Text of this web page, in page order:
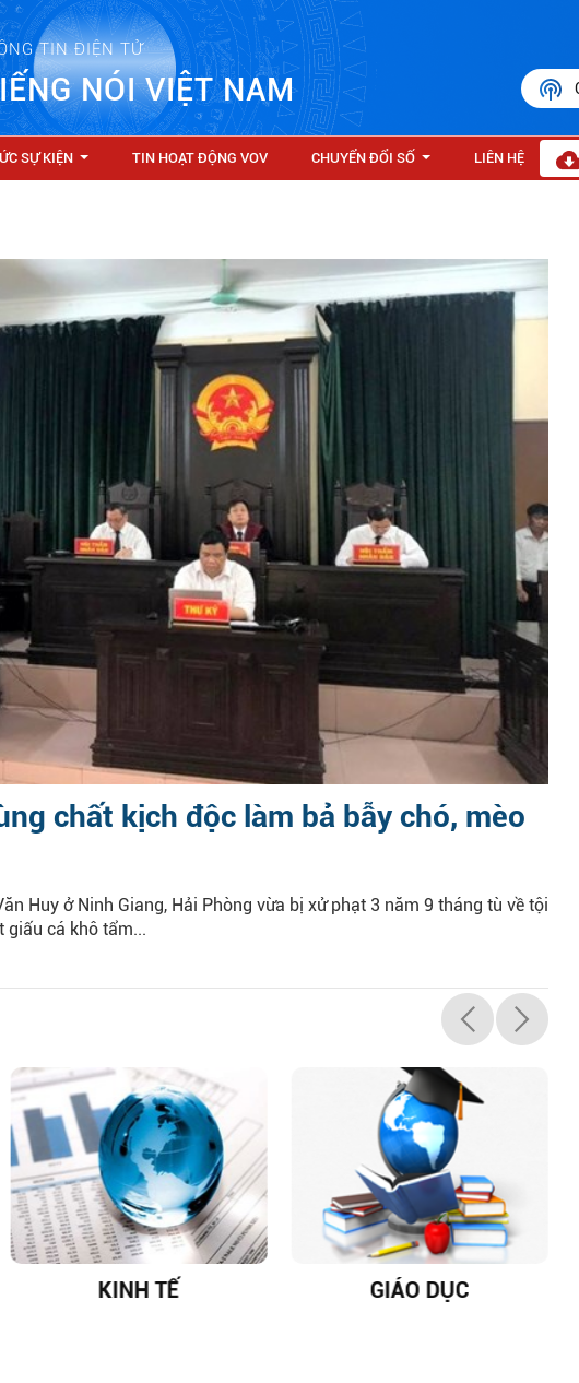
TIN ĐIỆN TỬ
NÓI VIỆT NAM
SỰ KIỆN TIN HOẠT ĐỘNG VOV CHUYỂN ĐỔI SỐ LIÊN HỆ
chất kịch độc làm bả bẫy chó, mèo
Huy ở Ninh Giang, Hải Phòng vừa bị xử phạt 3 năm 9 tháng tù về tội
giấu cá khô tẩm...
KINH TẾ GIÁO DỤC